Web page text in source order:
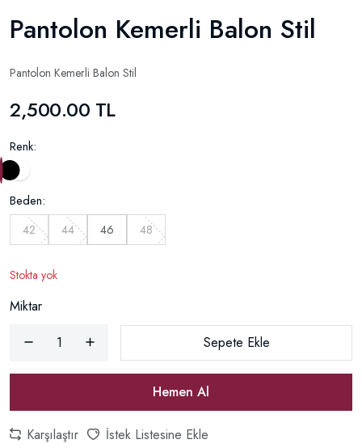
Pantolon Kemerli Balon Stil
Pantolon Kemerli Balon Stil
2,500.00 TL
Renk:
Beden:
42 44 46 48
Stokta yok
Miktar
Sepete Ekle
Hemen Al
Karşılaştır İstek Listesine Ekle